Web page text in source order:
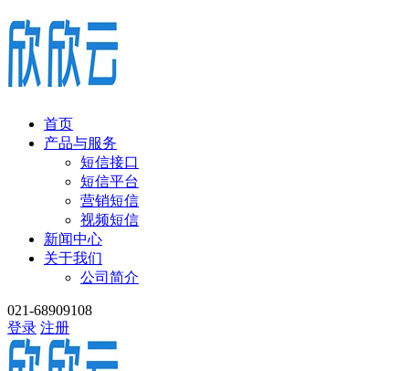
首页
产品与服务
短信接口
短信平台
营销短信
视频短信
新闻中心
关于我们
公司简介
021-68909108
登录 注册